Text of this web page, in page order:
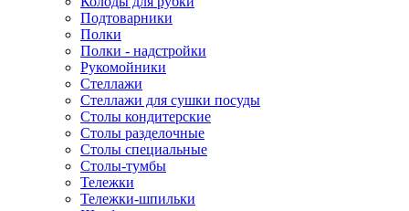
Подтоварники
Полки
Полки - надстройки
Рукомойники
Стеллажи
Стеллажи для сушки посуды
Столы кондитерские
Столы разделочные
Столы специальные
Столы-тумбы
Тележки
Тележки-шпильки